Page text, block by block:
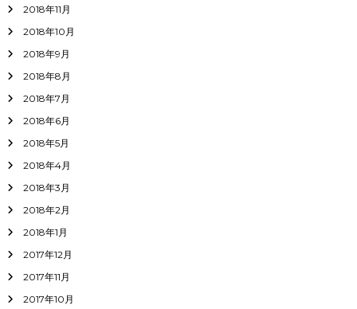
2018年11月
2018年10月
2018年9月
2018年8月
2018年7月
2018年6月
2018年5月
2018年4月
2018年3月
2018年2月
2018年1月
2017年12月
2017年11月
2017年10月